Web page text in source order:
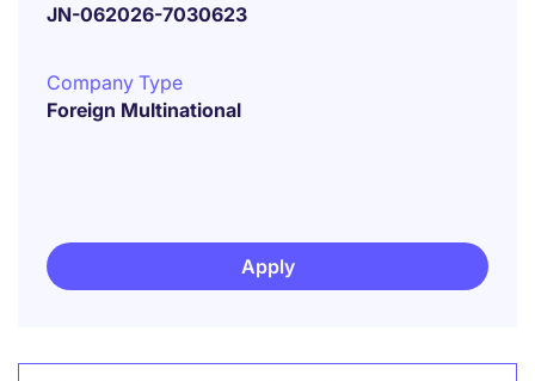
JN-062026-7030623
Company Type
Foreign Multinational
Apply